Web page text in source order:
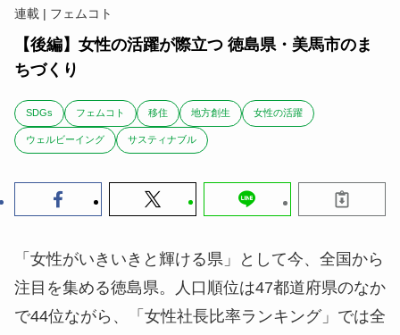
連載 | フェムコト
【後編】女性の活躍が際立つ 徳島県・美馬市のま
ちづくり
SDGs フェムコト 移住 地方創生 女性の活躍
ウェルビーイング サスティナブル
「女性がいきいきと輝ける県」として今、全国から
注目を集める徳島県。人口順位は47都道府県のなか
で44位ながら、「女性社長比率ランキング」では全